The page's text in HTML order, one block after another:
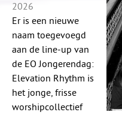
2026
Er is een nieuwe
naam toegevoegd
aan de line-up van
de EO Jongerendag:
Elevation Rhythm is
het jonge, frisse
worshipcollectief